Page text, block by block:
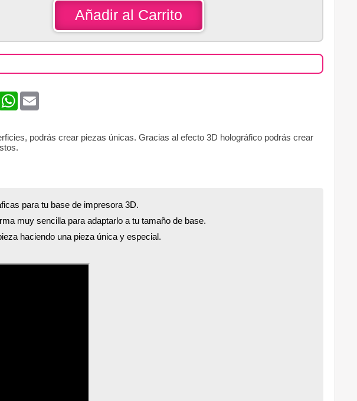
Añadir al Carrito
WhatsApp
podrás crear piezas únicas. Gracias al efecto 3D holográfico podrás crear
para tu base de impresora 3D.
muy sencilla para adaptarlo a tu tamaño de base.
haciendo una pieza única y especial.